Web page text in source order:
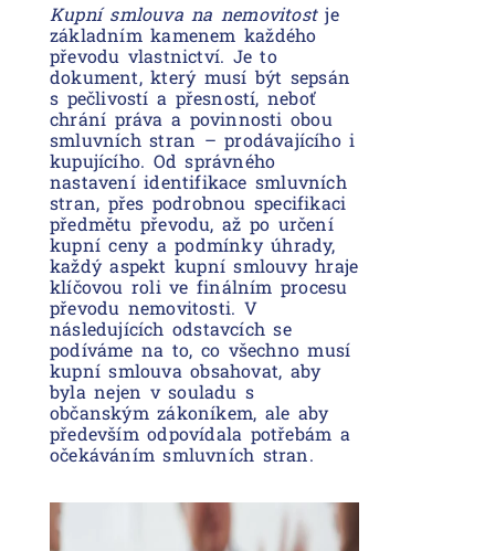
Kupní smlouva na nemovitostje
základním kamenem každého
převodu vlastnictví. Je to
dokument, který musí být sepsán
s pečlivostí a přesností, neboť
chrání práva a povinnosti obou
smluvních stran – prodávajícího i
kupujícího. Od správného
nastavení identifikace smluvních
stran, přes podrobnou specifikaci
předmětu převodu, až po určení
kupní ceny a podmínky úhrady,
každý aspekt kupní smlouvy hraje
klíčovou roli ve finálním procesu
převodu nemovitosti. V
následujících odstavcích se
podíváme na to, co všechno musí
kupní smlouva obsahovat, aby
byla nejen v souladu s
občanským zákoníkem, ale aby
především odpovídala potřebám a
očekáváním smluvních stran.